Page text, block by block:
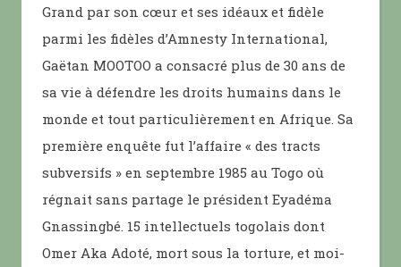
Grand par son cœur et ses idéaux et fidèle
parmi les fidèles d’Amnesty International,
Gaëtan MOOTOO a consacré plus de 30 ans de
sa vie à défendre les droits humains dans le
monde et tout particulièrement en Afrique. Sa
première enquête fut l’affaire « des tracts
subversifs » en septembre 1985 au Togo où
régnait sans partage le président Eyadéma
Gnassingbé. 15 intellectuels togolais dont
Omer Aka Adoté, mort sous la torture, et moi-